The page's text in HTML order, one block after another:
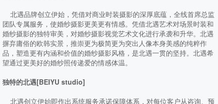
北遇品牌创立伊始，凭借对商业时装摄影的深厚底蕴，全线首席总监
团队专属服务，使婚纱摄影更美更有情感。凭借北遇艺术对场景时装和
婚纱摄影的独特审美，对婚纱摄影视觉艺术文化进行承袭和升华。北遇
摒弃庸俗的欧韩实景，推崇更为极简更为突出人像本身美感的纯粹作
品，塑造更有内涵和价值的婚纱摄影风格，是北遇一贯的坚持。北遇希
望通过更美好的婚纱照传递爱的情感体温。
独特的北遇[BEIYU studio]
北遇创立伊始即作出系统服务承诺保障体系，对每位客户从咨询、预